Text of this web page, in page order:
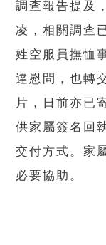
調查報告提及
凌，相關調查
姓空服員撫恤
達慰問，也轉
片，日前亦已
供家屬簽名回
交付方式。家
必要協助。